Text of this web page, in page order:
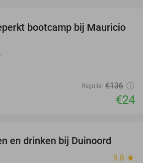
82%
bootcamp bij Mauricio
Regulier €136
€24
en drinken bij Duinoord
9.8 star